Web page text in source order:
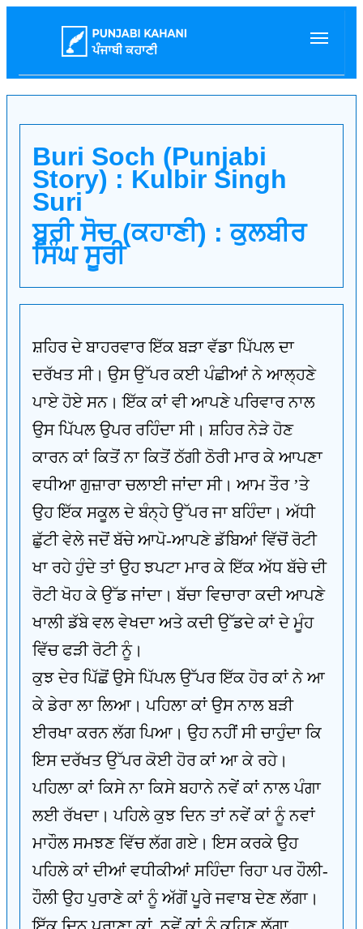
Buri Soch (Punjabi
Story) : Kulbir Singh
Suri
ਬੁਰੀ ਸੋਚ (ਕਹਾਣੀ) : ਕੁਲਬੀਰ
ਸਿੰਘ ਸੂਰੀ
ਸ਼ਹਿਰ ਦੇ ਬਾਹਰਵਾਰ ਇੱਕ ਬੜਾ ਵੱਡਾ ਪਿੱਪਲ ਦਾ
ਦਰੱਖਤ ਸੀ। ਉਸ ਉੱਪਰ ਕਈ ਪੰਛੀਆਂ ਨੇ ਆਲ੍ਹਣੇ
ਪਾਏ ਹੋਏ ਸਨ। ਇੱਕ ਕਾਂ ਵੀ ਆਪਣੇ ਪਰਿਵਾਰ ਨਾਲ
ਉਸ ਪਿੱਪਲ ਉਪਰ ਰਹਿੰਦਾ ਸੀ। ਸ਼ਹਿਰ ਨੇੜੇ ਹੋਣ
ਕਾਰਨ ਕਾਂ ਕਿਤੋਂ ਨਾ ਕਿਤੋਂ ਠੱਗੀ ਠੋਰੀ ਮਾਰ ਕੇ ਆਪਣਾ
ਵਧੀਆ ਗੁਜ਼ਾਰਾ ਚਲਾਈ ਜਾਂਦਾ ਸੀ। ਆਮ ਤੌਰ ’ਤੇ
ਉਹ ਇੱਕ ਸਕੂਲ ਦੇ ਬੰਨ੍ਹੇ ਉੱਪਰ ਜਾ ਬਹਿੰਦਾ। ਅੱਧੀ
ਛੁੱਟੀ ਵੇਲੇ ਜਦੋਂ ਬੱਚੇ ਆਪੋ-ਆਪਣੇ ਡੱਬਿਆਂ ਵਿੱਚੋਂ ਰੋਟੀ
ਖਾ ਰਹੇ ਹੁੰਦੇ ਤਾਂ ਉਹ ਝਪਟਾ ਮਾਰ ਕੇ ਇੱਕ ਅੱਧ ਬੱਚੇ ਦੀ
ਰੋਟੀ ਖੋਹ ਕੇ ਉੱਡ ਜਾਂਦਾ। ਬੱਚਾ ਵਿਚਾਰਾ ਕਦੀ ਆਪਣੇ
ਖਾਲੀ ਡੱਬੇ ਵਲ ਵੇਖਦਾ ਅਤੇ ਕਦੀ ਉੱਡਦੇ ਕਾਂ ਦੇ ਮੂੰਹ
ਵਿੱਚ ਫੜੀ ਰੋਟੀ ਨੂੰ।
ਕੁਝ ਦੇਰ ਪਿੱਛੋਂ ਉਸੇ ਪਿੱਪਲ ਉੱਪਰ ਇੱਕ ਹੋਰ ਕਾਂ ਨੇ ਆ
ਕੇ ਡੇਰਾ ਲਾ ਲਿਆ। ਪਹਿਲਾ ਕਾਂ ਉਸ ਨਾਲ ਬੜੀ
ਈਰਖਾ ਕਰਨ ਲੱਗ ਪਿਆ। ਉਹ ਨਹੀਂ ਸੀ ਚਾਹੁੰਦਾ ਕਿ
ਇਸ ਦਰੱਖਤ ਉੱਪਰ ਕੋਈ ਹੋਰ ਕਾਂ ਆ ਕੇ ਰਹੇ।
ਪਹਿਲਾ ਕਾਂ ਕਿਸੇ ਨਾ ਕਿਸੇ ਬਹਾਨੇ ਨਵੇਂ ਕਾਂ ਨਾਲ ਪੰਗਾ
ਲਈ ਰੱਖਦਾ। ਪਹਿਲੇ ਕੁਝ ਦਿਨ ਤਾਂ ਨਵੇਂ ਕਾਂ ਨੂੰ ਨਵਾਂ
ਮਾਹੌਲ ਸਮਝਣ ਵਿੱਚ ਲੱਗ ਗਏ। ਇਸ ਕਰਕੇ ਉਹ
ਪਹਿਲੇ ਕਾਂ ਦੀਆਂ ਵਧੀਕੀਆਂ ਸਹਿੰਦਾ ਰਿਹਾ ਪਰ ਹੌਲੀ-
ਹੌਲੀ ਉਹ ਪੁਰਾਣੇ ਕਾਂ ਨੂੰ ਅੱਗੋਂ ਪੂਰੇ ਜਵਾਬ ਦੇਣ ਲੱਗਾ।